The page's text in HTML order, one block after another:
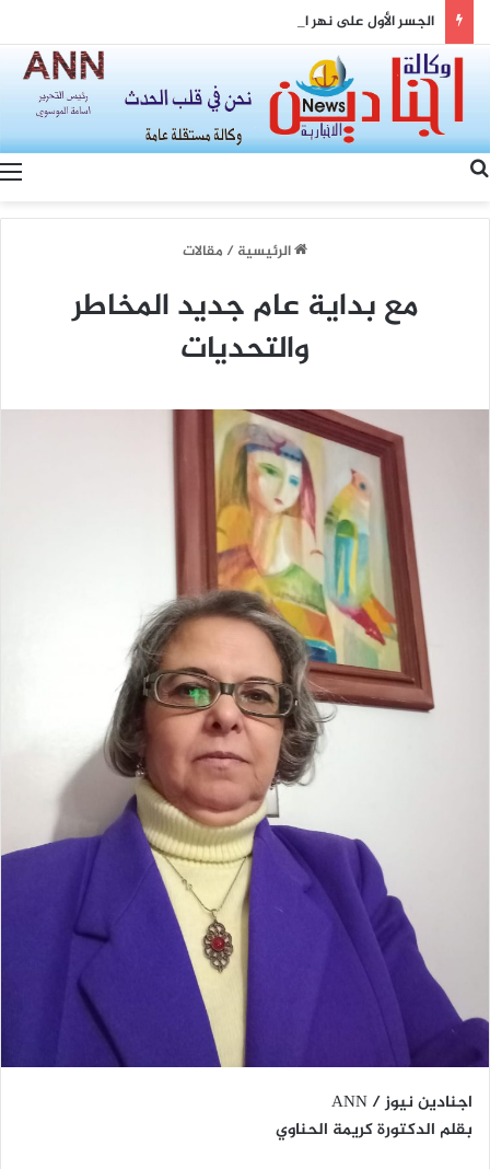
الجسر الأول على نهر اليانغتسي
الرئيسية/مقالات
مع بداية عام جديد المخاطر
والتحديات
اجنادين نيوز / ANN
بقلم الدكتورة كريمة الحناوي